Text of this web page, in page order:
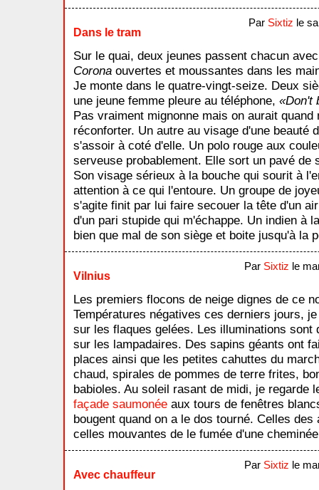
Dans le tram
Par Sixtiz le
Sur le quai, deux jeunes passent chacun
Corona ouvertes et moussantes dans les
Je monte dans le quatre-vingt-seize. Deux
une jeune femme pleure au téléphone,
Don't
Pas vraiment mignonne mais on aurait quand
réconforter. Un autre au visage d'une beauté
s'assoir à coté d'elle. Un polo rouge aux
serveuse probablement. Elle sort un pavé de
Son visage sérieux à la bouche qui sourit à
attention à ce qui l'entoure. Un groupe de
s'agite finit par lui faire secouer la tête d'un
d'un pari stupide qui m'échappe. Un indien à
bien que mal de son siège et boite jusqu'à la
Vilnius
Par Sixtiz le
Les premiers flocons de neige dignes de ce
Températures négatives ces derniers jours,
sur les flaques gelées. Les illuminations sont
sur les lampadaires. Des sapins géants ont
places ainsi que les petites cahuttes du
chaud, spirales de pommes de terre frites,
babioles. Au soleil rasant de midi, je regarde
façade saumonée aux tours de fenêtres
bougent quand on a le dos tourné. Celles
celles mouvantes de le fumée d'une
Avec chauffeur
Par Sixtiz le